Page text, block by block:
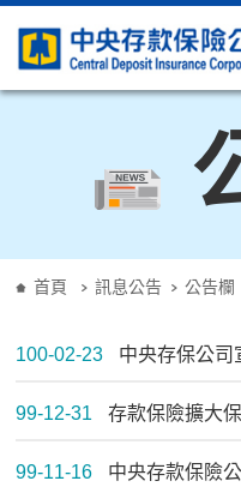
首頁 訊息公告 公告欄
100-02-23 中央存保公司
99-12-31 存款保險擴大
99-11-16
中央存款保險